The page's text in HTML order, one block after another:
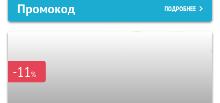
Промокод ПОДРОБНЕЕ
-11%